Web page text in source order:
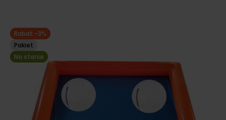
Rabat:-3%
Pakiet
Na stanie